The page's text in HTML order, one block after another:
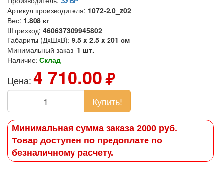
Артикул производителя: 1072-2.0_z02
Вес: 1.808 кг
Штрихкод: 460637309945802
Габариты (ДxШxВ): 9.5 x 2.5 x 201 см
Минимальный заказ: 1 шт.
Наличие: Склад
Цена:4 710.00
Купить!
Минимальная сумма заказа 2000 руб.
Товар доступен по предоплате по
безналичному расчету.